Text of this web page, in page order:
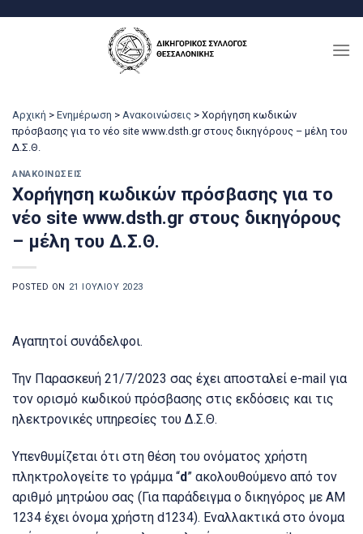
Αρχική > Ενημέρωση > Ανακοινώσεις > Χορήγηση κωδικών
πρόσβασης για το νέο site www.dsth.gr στους δικηγόρους – μέλη του
Δ.Σ.Θ.
ΑΝΑΚΟΙΝΏΣΕΙΣ
Χορήγηση κωδικών πρόσβασης για το
νέο site www.dsth.gr στους δικηγόρους
– μέλη του Δ.Σ.Θ.
POSTED ON 21 ΙΟΥΛΊΟΥ 2023
Αγαπητοί συνάδελφοι.
Την Παρασκευή 21/7/2023 σας έχει αποσταλεί e-mail για
τον ορισμό κωδικού πρόσβασης στις εκδόσεις και τις
ηλεκτρονικές υπηρεσίες του Δ.Σ.Θ.
Υπενθυμίζεται ότι στη θέση του ονόματος χρήστη
πληκτρολογείτε το γράμμα “d” ακολουθούμενο από τον
αριθμό μητρώου σας (Για παράδειγμα ο δικηγόρος με ΑΜ
1234 έχει όνομα χρήστη d1234). Εναλλακτικά στο όνομα